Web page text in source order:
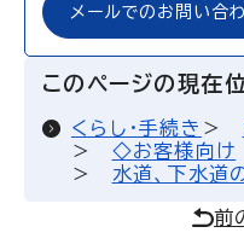
メールでのお問い合
このページの現在
くらし・手続き
◇お客様向け
水道、下水道
前